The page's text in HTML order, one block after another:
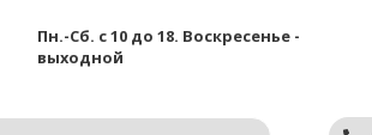
Пн.-Сб. с 10 до 18. Воскресенье -
выходной